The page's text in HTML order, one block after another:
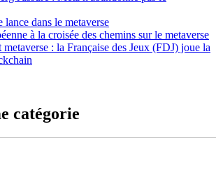
lance dans le metaverse
à la croisée des chemins sur le metaverse
: la Française des Jeux (FDJ) joue la
catégorie